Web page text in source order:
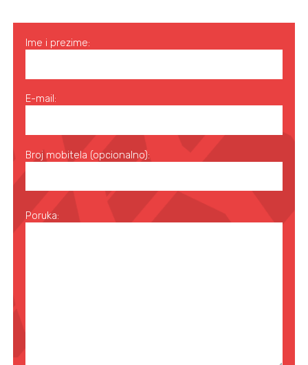
Ime i prezime:
E-mail:
Broj mobitela (opcionalno):
Poruka: